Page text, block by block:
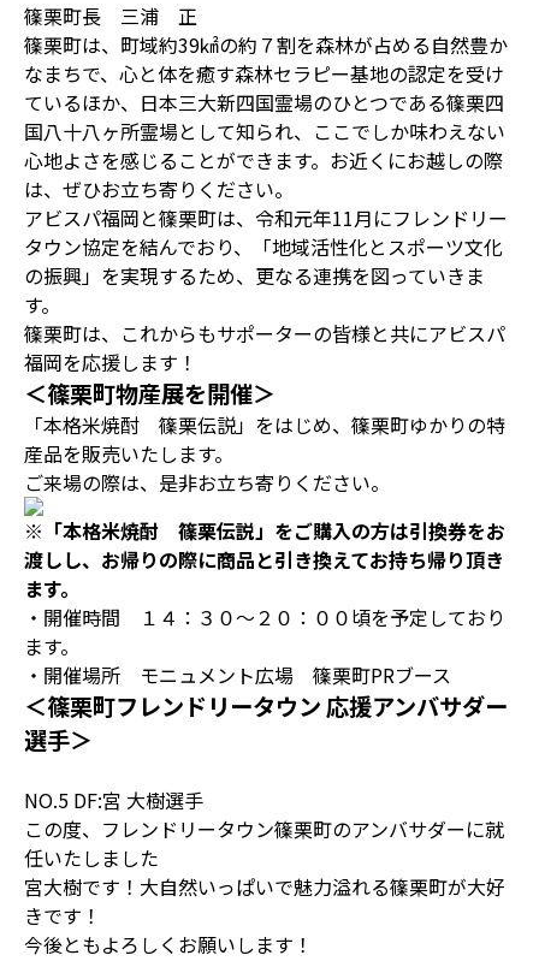
篠栗町長 三浦 正
篠栗町は、町域約39㎢の約７割を森林が占める自然豊か
なまちで、心と体を癒す森林セラピー基地の認定を受け
ているほか、日本三大新四国霊場のひとつである篠栗四
国八十八ヶ所霊場として知られ、ここでしか味わえない
心地よさを感じることができます。お近くにお越しの際
は、ぜひお立ち寄りください。
アビスパ福岡と篠栗町は、令和元年11月にフレンドリー
タウン協定を結んでおり、「地域活性化とスポーツ文化
の振興」を実現するため、更なる連携を図っていきま
す。
篠栗町は、これからもサポーターの皆様と共にアビスパ
福岡を応援します！
＜篠栗町物産展を開催＞
「本格米焼酎 篠栗伝説」をはじめ、篠栗町ゆかりの特
産品を販売いたします。
ご来場の際は、是非お立ち寄りください。
※「本格米焼酎 篠栗伝説」をご購入の方は引換券をお
渡しし、お帰りの際に商品と引き換えてお持ち帰り頂き
ます。
・開催時間 １４：３０～２０：００頃を予定しており
ます。
・開催場所 モニュメント広場 篠栗町PRブース
＜篠栗町フレンドリータウン 応援アンバサダー
選手＞
NO.5 DF:宮 大樹選手
この度、フレンドリータウン篠栗町のアンバサダーに就
任いたしました
宮大樹です！大自然いっぱいで魅力溢れる篠栗町が大好
きです！
今後ともよろしくお願いします！